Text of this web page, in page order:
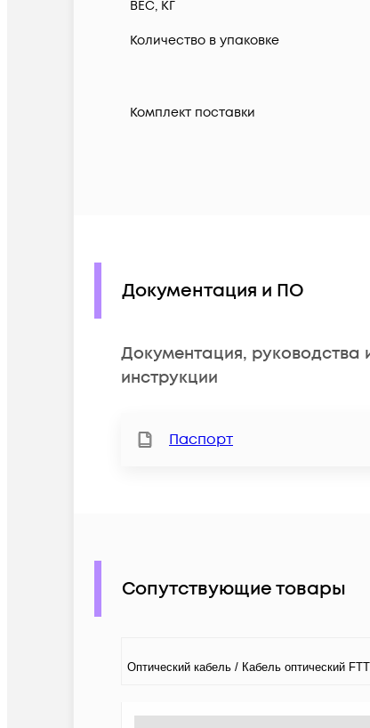
ВЕС, КГ
Количество в упаковке
Комплект поставки
Документация и ПО
Документация, руководства
инструкции
Паспорт
Сопутствующие товары
Оптический кабель / Кабель оптический